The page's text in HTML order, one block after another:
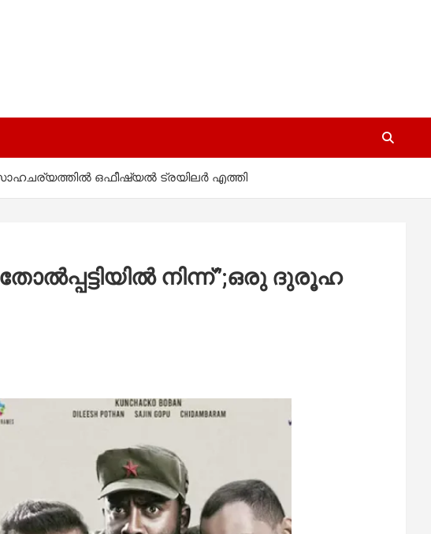
ഒഫീഷ്യൽ ട്രയിലർ എത്തി
നിന്ന്”;ഒരു ദുരൂഹ